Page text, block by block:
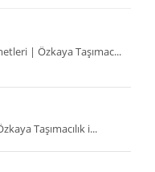
| Özkaya Taşımac...
Taşımacılık i...